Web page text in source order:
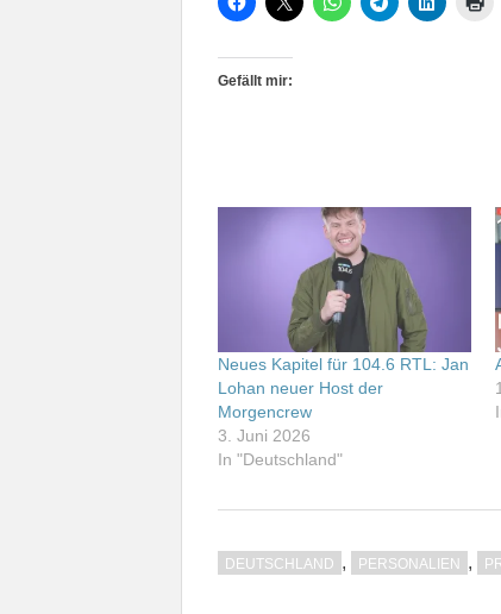
Gefällt mir:
Neues Kapitel für 104.6 RTL: Jan
Lohan neuer Host der
Morgencrew
3. Juni 2026
In "Deutschland"
DEUTSCHLAND , PERSONALIEN ,